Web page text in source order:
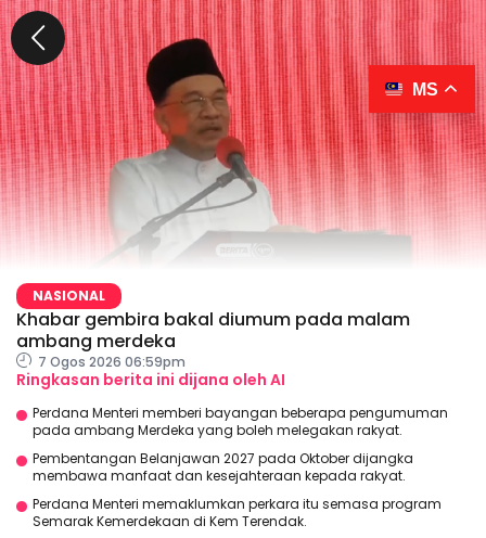
NASIONAL
Khabar gembira bakal diumum pada malam
ambang merdeka
7 Ogos 2026 06:59pm
Ringkasan berita ini dijana oleh AI
Perdana Menteri memberi bayangan beberapa pengumuman
pada ambang Merdeka yang boleh melegakan rakyat.
Pembentangan Belanjawan 2027 pada Oktober dijangka
membawa manfaat dan kesejahteraan kepada rakyat.
Perdana Menteri memaklumkan perkara itu semasa program
Semarak Kemerdekaan di Kem Terendak.
MS